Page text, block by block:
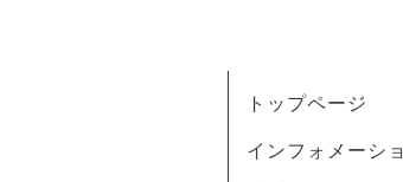
トップページ
インフォメーシ